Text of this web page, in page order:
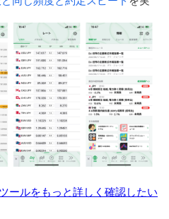
ールをもっと詳しく確認したい